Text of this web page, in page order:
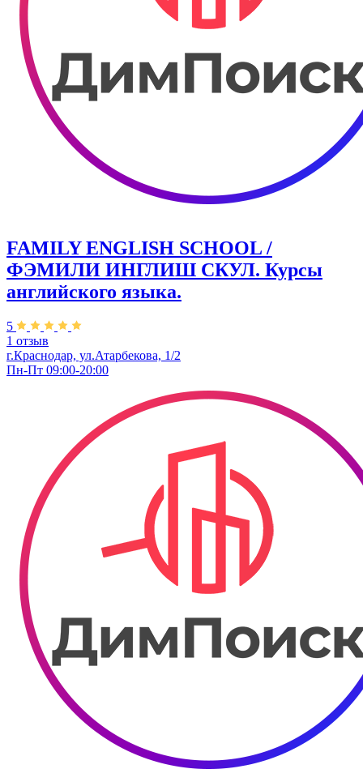
FAMILY ENGLISH SCHOOL /
ФЭМИЛИ ИНГЛИШ СКУЛ. Курсы
английского языка.
5
1 отзыв
г.Краснодар, ул.Атарбекова, 1/2
Пн-Пт 09:00-20:00